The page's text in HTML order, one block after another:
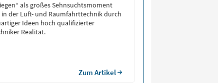
als großes Sehnsuchtsmoment
in der Luft- und Raumfahrttechnik durch
Ideen hoch qualifizierter
Realität.
Zum Artikel